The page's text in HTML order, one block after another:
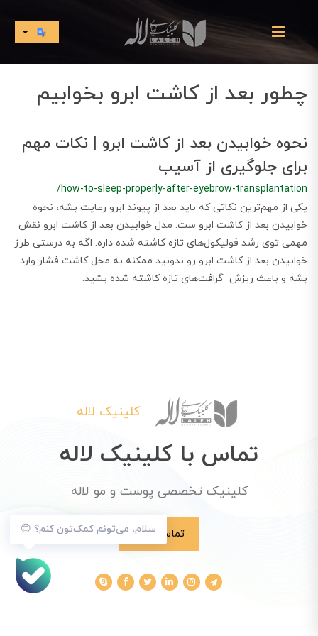
چطور بعد از کاشت ابرو بخوابیم
نحوه خوابیدن بعد از کاشت ابرو | نکات مهم
برای جلوگیری از آسیب
/how-to-sleep-properly-after-eyebrow-transplantation
یکی از مهم‌ترین نکاتی که باید بعد از پیوند ابرو رعایت بشه، نحوه
خوابیدن بعد از کاشت ابرو ست. مدل خوابیدن بعد از کاشت ابرو نقش
مهمی توی رشد فولیکول‌های تازه کاشته شده داره. اگه به درستی طرز
خوابیدن بعد از کاشت ابرو رو ندونید ممکنه به محل کاشت فشار وارد
بشه و باعث ریزش گرافت‌های تازه کاشته شده بشید.
سلام، می‌تونم کمک‌تون کنم؟ 😊
کلینیک لاله
تماس با کلینیک لاله
کلینیک تخصصی پوست و مو لاله
تماس با ما